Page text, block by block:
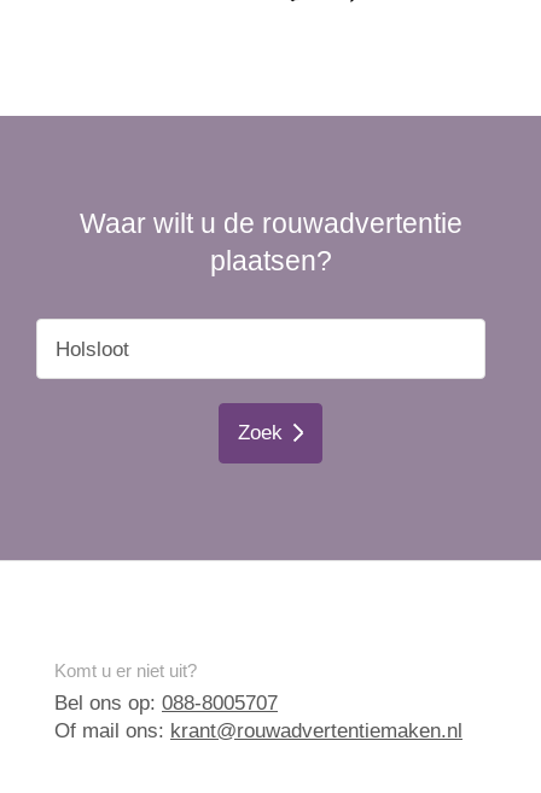
Waar wilt u de rouwadvertentie
plaatsen?
Zoek
Komt u er niet uit?
Bel ons op: 088-8005707
Of mail ons: krant@rouwadvertentiemaken.nl